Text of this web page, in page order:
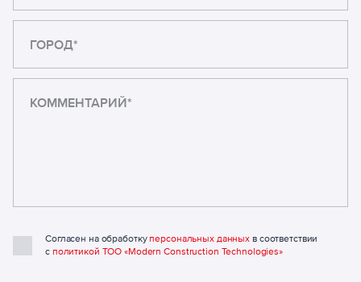
ГОРОД*
Согласен на обработку персональных данных в соответствии
с политикой ТОО «Modern Construction Technologies»